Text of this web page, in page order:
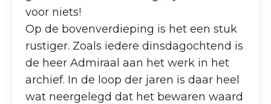
voor niets!
Op de bovenverdieping is het een stuk
rustiger. Zoals iedere dinsdagochtend is
de heer Admiraal aan het werk in het
archief. In de loop der jaren is daar heel
wat neergelegd dat het bewaren waard